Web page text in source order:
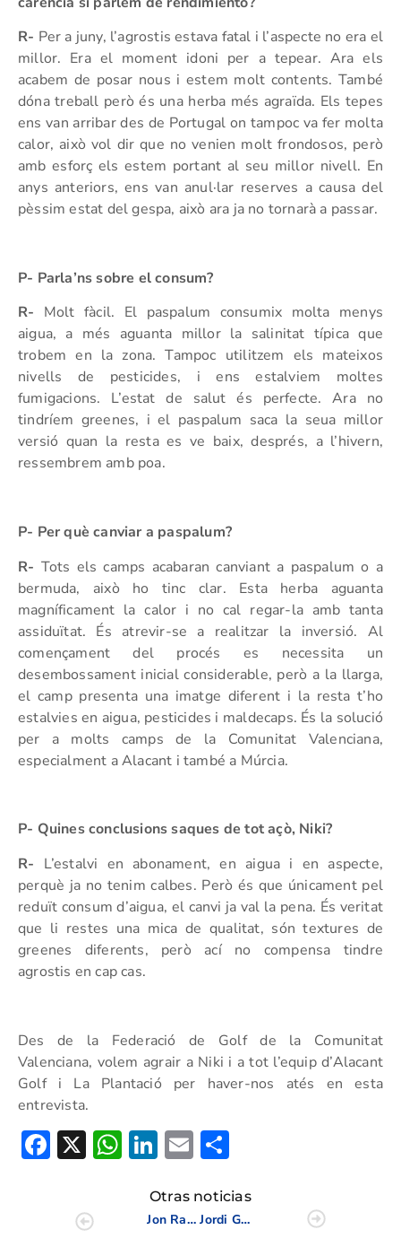
R- Per a juny, l’agrostis estava fatal i l’aspecte no era el
millor. Era el moment idoni per a tepear. Ara els
acabem de posar nous i estem molt contents. També
dóna treball però és una herba més agraïda. Els tepes
ens van arribar des de Portugal on tampoc va fer molta
calor, això vol dir que no venien molt frondosos, però
amb esforç els estem portant al seu millor nivell. En
anys anteriors, ens van anul·lar reserves a causa del
pèssim estat del gespa, això ara ja no tornarà a passar.
P- Parla’ns sobre el consum?
R- Molt fàcil. El paspalum consumix molta menys
aigua, a més aguanta millor la salinitat típica que
trobem en la zona. Tampoc utilitzem els mateixos
nivells de pesticides, i ens estalviem moltes
fumigacions. L’estat de salut és perfecte. Ara no
tindríem greenes, i el paspalum saca la seua millor
versió quan la resta es ve baix, després, a l’hivern,
ressembrem amb poa.
P- Per què canviar a paspalum?
R- Tots els camps acabaran canviant a paspalum o a
bermuda, això ho tinc clar. Esta herba aguanta
magníficament la calor i no cal regar-la amb tanta
assiduïtat. És atrevir-se a realitzar la inversió. Al
començament del procés es necessita un
desembossament inicial considerable, però a la llarga,
el camp presenta una imatge diferent i la resta t’ho
estalvies en aigua, pesticides i maldecaps. És la solució
per a molts camps de la Comunitat Valenciana,
especialment a Alacant i també a Múrcia.
P- Quines conclusions saques de tot açò, Niki?
R- L’estalvi en abonament, en aigua i en aspecte,
perquè ja no tenim calbes. Però és que únicament pel
reduït consum d’aigua, el canvi ja val la pena. És veritat
que li restes una mica de qualitat, són textures de
greenes diferents, però ací no compensa tindre
agrostis en cap cas.
Des de la Federació de Golf de la Comunitat
Valenciana, volem agrair a Niki i a tot l’equip d’Alacant
Golf i La Plantació per haver-nos atés en esta
entrevista.
Facebook
X WhatsApp
LinkedIn
Email
Otras noticias
Jon Rahm gana el BMW Championship con un putt de ensueño en play off
Jordi García del Moral, colíder esta semana en el Alps Tour